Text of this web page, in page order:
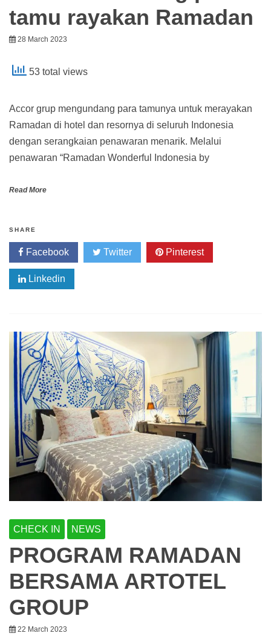
tamu rayakan Ramadan
28 March 2023
53 total views
Accor grup mengundang para tamunya untuk merayakan
Ramadan di hotel dan resornya di seluruh Indonesia
dengan serangkaian penawaran menarik. Melalui
penawaran “Ramadan Wonderful Indonesia by
Read More
SHARE
Facebook Twitter Pinterest
Linkedin
CHECK IN NEWS
PROGRAM RAMADAN
BERSAMA ARTOTEL
GROUP
22 March 2023